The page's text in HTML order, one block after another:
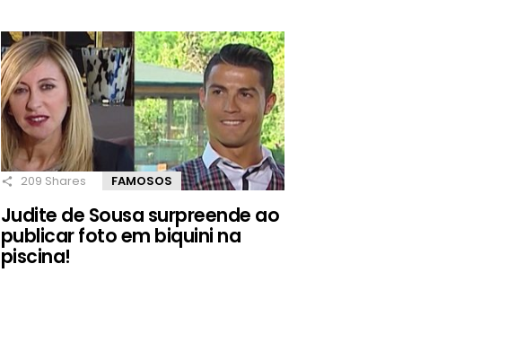
209 Shares FAMOSOS
Judite de Sousa surpreende ao
publicar foto em biquini na
piscina!